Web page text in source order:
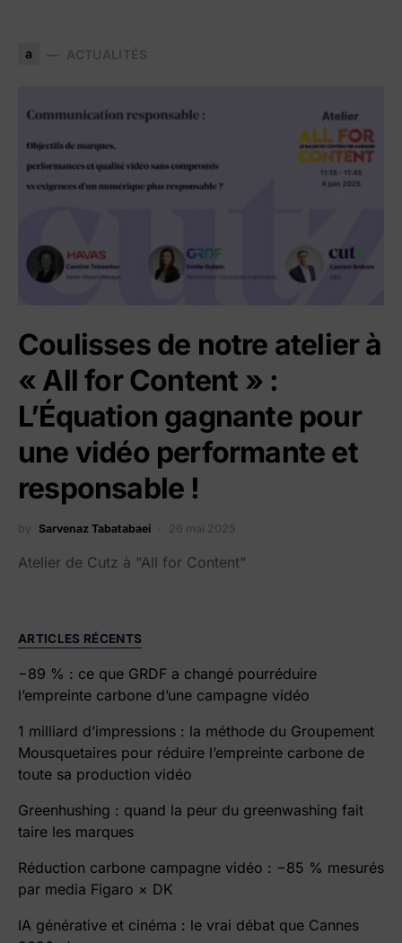
a ACTUALITÉS
Coulisses de notre atelier à
« All for Content » :
L’Équation gagnante pour
une vidéo performante et
responsable !
by Sarvenaz Tabatabaei 26 mai 2025
Atelier de Cutz à "All for Content"
ARTICLES RÉCENTS
−89 % : ce que GRDF a changé pourréduire
l’empreinte carbone d’une campagne vidéo
1 milliard d’impressions : la méthode du Groupement
Mousquetaires pour réduire l’empreinte carbone de
toute sa production vidéo
Greenhushing : quand la peur du greenwashing fait
taire les marques
Réduction carbone campagne vidéo : −85 % mesurés
par media Figaro × DK
IA générative et cinéma : le vrai débat que Cannes